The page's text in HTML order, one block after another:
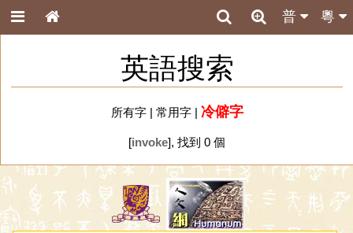
粵
普
英語搜索
所有字| 常用字| 冷僻字
[invoke], 找到 0 個